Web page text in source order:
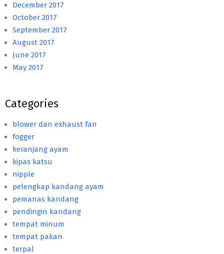
December 2017
October 2017
September 2017
August 2017
June 2017
May 2017
Categories
blower dan exhaust fan
fogger
keranjang ayam
kipas katsu
nipple
pelengkap kandang ayam
pemanas kandang
pendingin kandang
tempat minum
tempat pakan
terpal